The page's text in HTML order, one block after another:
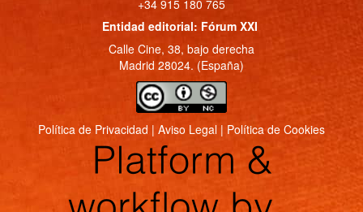
+34 915 180 765
Entidad editorial: Fórum XXI
Calle Cine, 38, bajo derecha
Madrid 28024. (España)
Política de Privacidad | Aviso Legal | Política de Cookies